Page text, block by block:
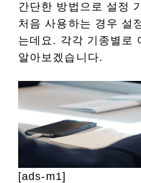
간단한 방법으로 설정
처음 사용하는 경우 설
는데요. 각각 기종별로
알아보겠습니다.
[ads-m1]